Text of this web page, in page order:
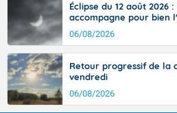
Éclipse du 12 août 2026
accompagne pour bien
06/08/2026
Retour progressif de la
vendredi
06/08/2026